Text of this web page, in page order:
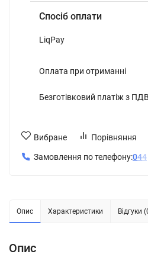
Спосіб оплати
LiqPay
Оплата при отриманні
Безготівковий платіж з ПДВ
Вибране Порівняння
Замовлення по телефону:044
Опис Характеристики Відгуки
Опис